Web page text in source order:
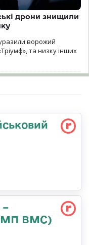
дрони знищили
ворожий
та низку інших
–
МП ВМС)